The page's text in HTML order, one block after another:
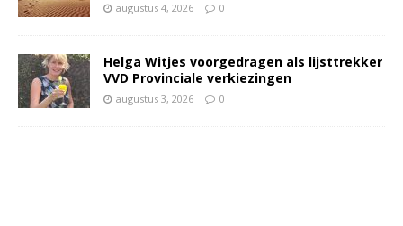
augustus 4, 2026 0
Helga Witjes voorgedragen als lijsttrekker
VVD Provinciale verkiezingen
augustus 3, 2026 0